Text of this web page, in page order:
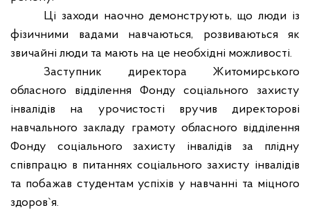
Ці заходи наочно демонструють, що люди із
фізичними вадами навчаються, розвиваються як
звичайні люди та мають на це необхідні можливості.
Заступник директора Житомирського
обласного відділення Фонду соціального захисту
інвалідів на урочистості вручив директорові
навчального закладу грамоту обласного відділення
Фонду соціального захисту інвалідів за плідну
співпрацю в питаннях соціального захисту інвалідів
та побажав студентам успіхів у навчанні та міцного
здоров`я.